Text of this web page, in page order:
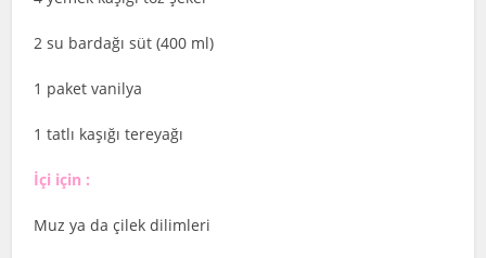
2 su bardağı süt (400 ml)
1 paket vanilya
1 tatlı kaşığı tereyağı
İçi için :
Muz ya da çilek dilimleri